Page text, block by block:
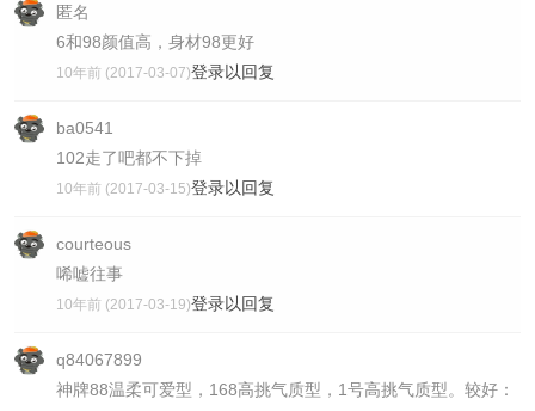
匿名
6和98颜值高，身材98更好
10年前 (2017-03-07)登录以回复
ba0541
102走了吧都不下掉
10年前 (2017-03-15)登录以回复
courteous
唏嘘往事
10年前 (2017-03-19)登录以回复
q84067899
神牌88温柔可爱型，168高挑气质型，1号高挑气质型。较好：